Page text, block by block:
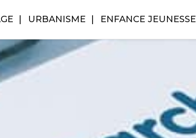
URBANISME ENFANCE JEUNESSE